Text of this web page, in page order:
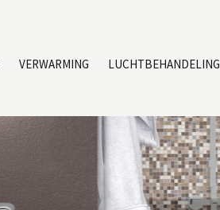
VERWARMING LUCHTBEHANDELING